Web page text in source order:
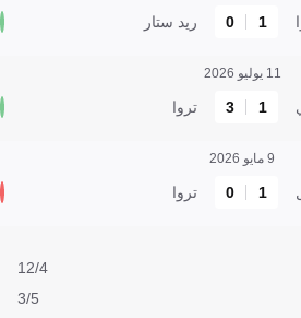
1
0 ريد ستار
11 يوليو 2026
1
3 تروا
9 مايو 2026
1
0 تروا
12/4
3/5